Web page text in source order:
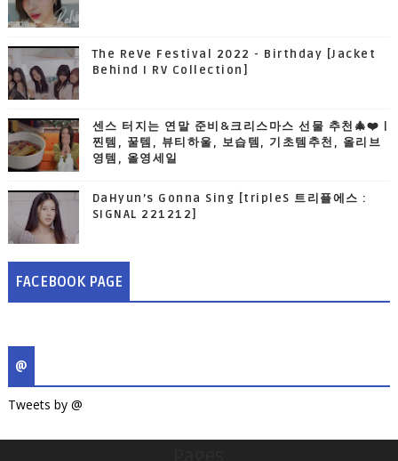
The ReVe Festival 2022 - Birthday [Jacket
Behind I RV Collection]
센스 터지는 연말 준비&크리스마스 선물 추천🎄❤️ |
찐템, 꿀템, 뷰티하울, 보습템, 기초템추천, 올리브
영템, 올영세일
DaHyun’s Gonna Sing [tripleS 트리플에스 :
SIGNAL 221212]
FACEBOOK PAGE
@
Tweets by @